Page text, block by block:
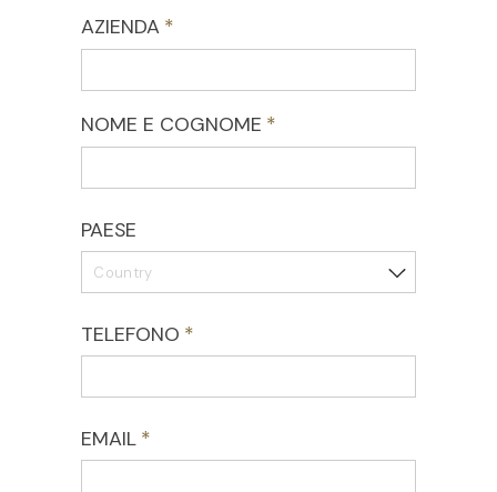
AZIENDA *
(required)
NOME E COGNOME *
(required)
PAESE
TELEFONO *
(required)
EMAIL *
(required)